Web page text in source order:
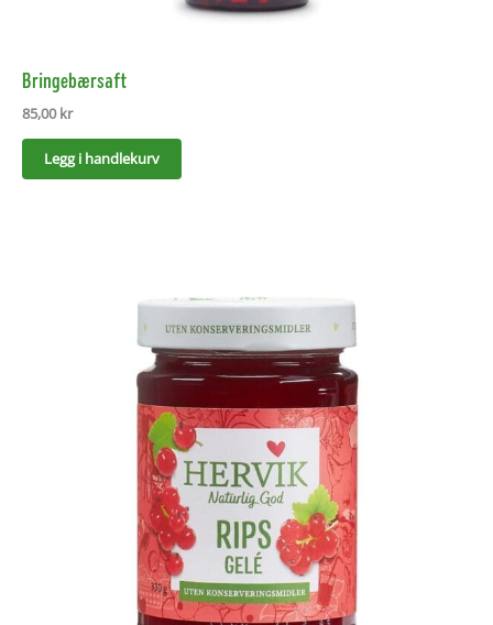
Bringebærsaft
85,00kr
Legg i handlekurv